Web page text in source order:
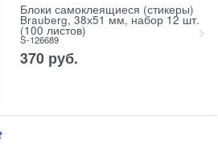
Блоки самоклеящиеся (стикеры)
Brauberg, 38х51 мм, набор 12 шт.
(100 листов)
S-126689
370 руб.